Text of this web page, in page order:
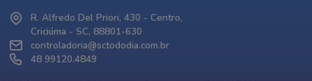
R. Alfredo Del Priori, 430 - Centro,
Criciúma - SC, 88801-630
controladoria@sctododia.com.br
48 99120.4849